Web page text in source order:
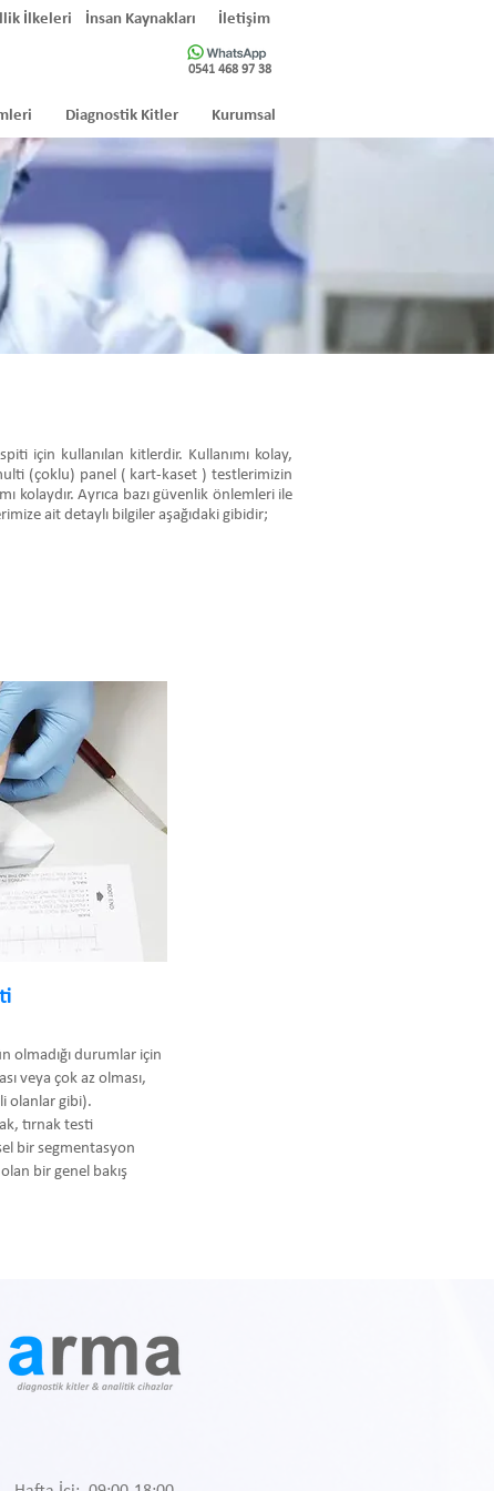
Diagnostik Kitler Kurumsal
İlkeleri İnsan Kaynakları İletişim
0541 468 97 38
için kullanılan kitlerdir. Kullanımı kolay,
(çoklu) panel ( kart-kaset ) testlerimizin
kolaydır. Ayrıca bazı güvenlik önlemleri ile
ait detaylı bilgiler aşağıdaki gibidir;
olmadığı durumlar için
veya çok az olması,
olanlar gibi).
tırnak testi
bir segmentasyon
bir genel bakış